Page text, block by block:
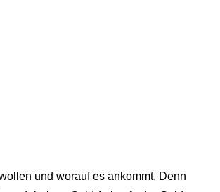
und worauf es ankommt. Denn